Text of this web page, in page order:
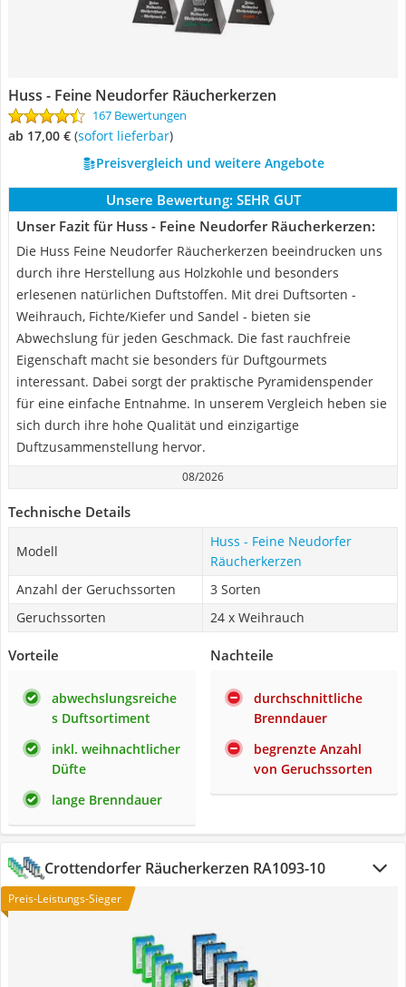
Huss - Feine Neudorfer Räucherkerzen
167 Bewertungen
ab 17,00 € ( Sofort lieferbar)
Preisvergleich und weitere Angebote
Unsere Bewertung: SEHR GUT
Unser Fazit für Huss - Feine Neudorfer Räucherkerzen:
Die Huss Feine Neudorfer Räucherkerzen beeindrucken uns
durch ihre Herstellung aus Holzkohle und besonders
erlesenen natürlichen Duftstoffen. Mit drei Duftsorten -
Weihrauch, Fichte/Kiefer und Sandel - bieten sie
Abwechslung für jeden Geschmack. Die fast rauchfreie
Eigenschaft macht sie besonders für Duftgourmets
interessant. Dabei sorgt der praktische Pyramidenspender
für eine einfache Entnahme. In unserem Vergleich heben sie
sich durch ihre hohe Qualität und einzigartige
Duftzusammenstellung hervor.
08/2026
Technische Details
Modell
Huss - Feine Neudorfer
Räucherkerzen
Anzahl der Geruchssorten
3 Sorten
Geruchssorten
24 x Weihrauch
Vorteile
abwechslungsreiche
s Duftsortiment
inkl. weihnachtlicher
Düfte
lange Brenndauer
Nachteile
durchschnittliche
Brenndauer
begrenzte Anzahl
von Geruchssorten
Crottendorfer Räucherkerzen ‎RA1093-10
Preis-Leistungs-Sieger